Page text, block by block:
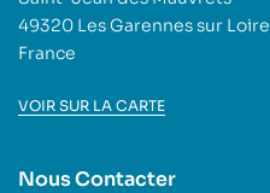
49320 Les Garennes sur Loire
France
VOIR SUR LA CARTE
Nous Contacter